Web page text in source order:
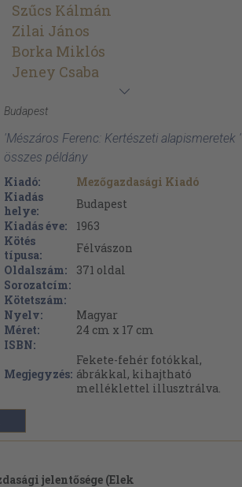
Szűcs Kálmán
Zilai János
Borka Miklós
Jeney Csaba
Budapest
'Mészáros Ferenc: Kertészeti alapismeretek '
összes példány
Kiadó:
Mezőgazdasági Kiadó
Kiadás
helye:
Budapest
Kiadás éve:
1963
Kötés
típusa:
Félvászon
Oldalszám:
371 oldal
Sorozatcím:
Kötetszám:
Nyelv:
Magyar
Méret:
24 cm x 17 cm
ISBN:
Megjegyzés:
Fekete-fehér fotókkal,
ábrákkal, kihajtható
melléklettel illusztrálva.
jelentősége (Elek